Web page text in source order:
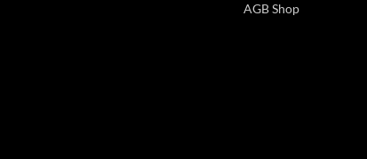
AGB Shop